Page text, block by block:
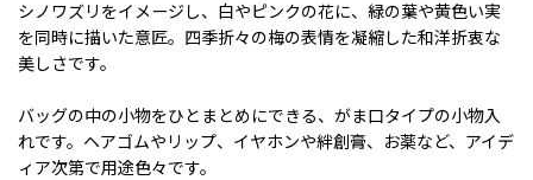
シノワズリをイメージし、白やピンクの花に、緑の葉や黄色い実
を同時に描いた意匠。四季折々の梅の表情を凝縮した和洋折衷な
美しさです。
バッグの中の小物をひとまとめにできる、がま口タイプの小物入
れです。ヘアゴムやリップ、イヤホンや絆創膏、お薬など、アイデ
ィア次第で用途色々です。